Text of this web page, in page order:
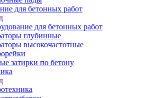
для бетонных работ
для бетонных работ
глубинные
высокочастотные
затирки по бетону